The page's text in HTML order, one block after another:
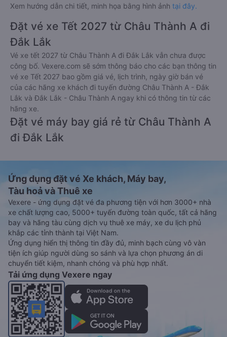
Xem hướng dẫn chi tiết, minh họa bằng hình ảnh tại đây.
Đặt vé xe Tết 2027 từ Châu Thành A đi
Đắk Lắk
Vé xe tết 2027 từ Châu Thành A đi Đắk Lắk vẫn chưa được
công bố. Vexere.com sẽ sớm thông báo cho các bạn thông tin
vé xe Tết 2027 bao gồm giá vé, lịch trình, ngày giờ bán vé
của các hãng xe khách đi tuyến đường Châu Thành A - Đắk
Lắk và Đắk Lắk - Châu Thành A ngay khi có thông tin từ các
hãng xe.
Đặt vé máy bay giá rẻ từ Châu Thành A
đi Đắk Lắk
Ứng dụng đặt vé Xe khách, Máy bay,
Tàu hoả và Thuê xe
Vexere - ứng dụng đặt vé đa phương tiện với hơn 3000+ nhà
xe chất lượng cao, 5000+ tuyến đường toàn quốc, tất cả hãng
bay và hãng tàu cùng dịch vụ thuê xe máy, xe du lịch phủ
khắp các tỉnh thành tại Việt Nam.
Ứng dụng hiển thị thông tin đầy đủ, minh bạch cùng vô vàn
tiện ích giúp người dùng so sánh và lựa chọn phương án di
chuyển tiết kiệm, nhanh chóng và phù hợp nhất.
Tải ứng dụng Vexere ngay